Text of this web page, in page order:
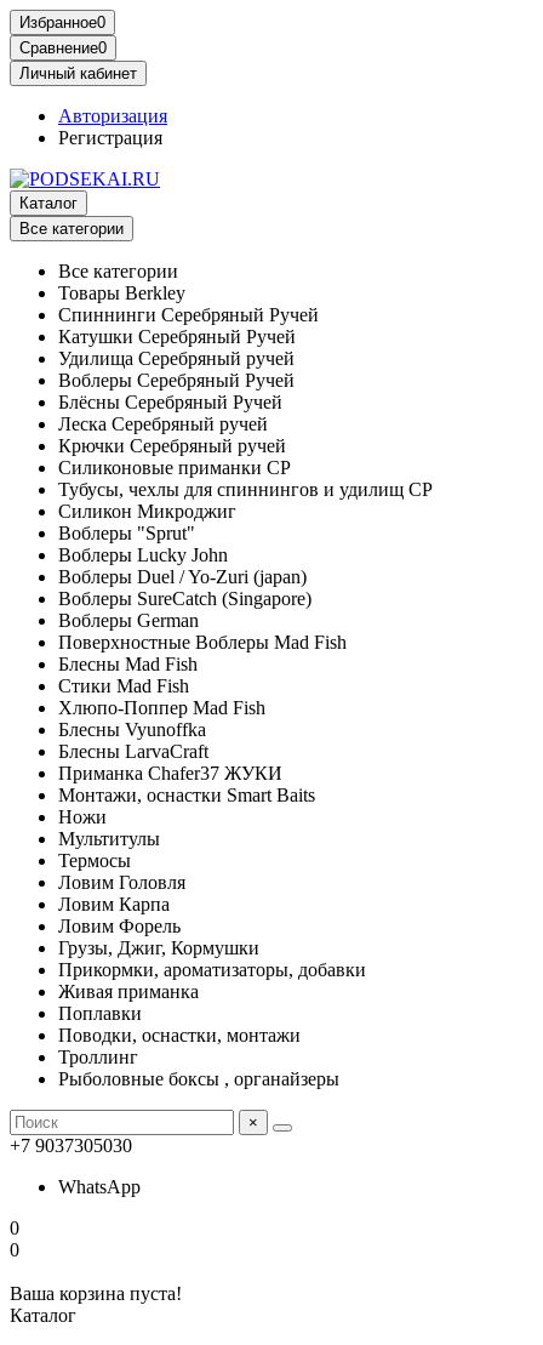
Избранное0
Сравнение0
Личный кабинет
Авторизация
Регистрация
Каталог
Все категории
Все категории
Товары Berkley
Спиннинги Серебряный Ручей
Катушки Серебряный Ручей
Удилища Серебряный ручей
Воблеры Серебряный Ручей
Блёсны Серебряный Ручей
Леска Серебряный ручей
Крючки Серебряный ручей
Силиконовые приманки СР
Тубусы, чехлы для спиннингов и удилищ СР
Силикон Микроджиг
Воблеры "Sprut"
Воблеры Lucky John
Воблеры Duel / Yo-Zuri (japan)
Воблеры SureCatch (Singapore)
Воблеры German
Поверхностные Воблеры Mad Fish
Блесны Mad Fish
Стики Mad Fish
Хлюпо-Поппер Mad Fish
Блесны Vyunoffka
Блесны LarvaCraft
Приманка Chafer37 ЖУКИ
Монтажи, оснастки Smart Baits
Ножи
Мультитулы
Термосы
Ловим Головля
Ловим Карпа
Ловим Форель
Грузы, Джиг, Кормушки
Прикормки, ароматизаторы, добавки
Живая приманка
Поплавки
Поводки, оснастки, монтажи
Троллинг
Рыболовные боксы , органайзеры
×
+7 9037305030
WhatsApp
0
0
Ваша корзина пуста!
Каталог